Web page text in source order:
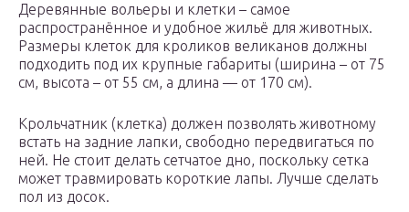
Деревянные вольеры и клетки – самое
распространённое и удобное жильё для животных.
Размеры клеток для кроликов великанов должны
подходить под их крупные габариты (ширина – от 75
см, высота – от 55 см, а длина — от 170 см).
Крольчатник (клетка) должен позволять животному
встать на задние лапки, свободно передвигаться по
ней. Не стоит делать сетчатое дно, поскольку сетка
может травмировать короткие лапы. Лучше сделать
пол из досок.